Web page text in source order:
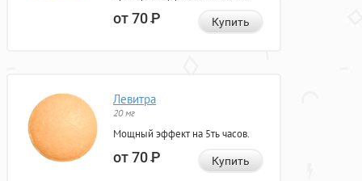
от 70Р Купить
Левитра
20 мг
Мощный эффект на 5ть часов.
от 70Р Купить